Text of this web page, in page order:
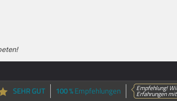
SEHR GUT 100 %Empfehlungen Empfehlung!
Erfahrungen